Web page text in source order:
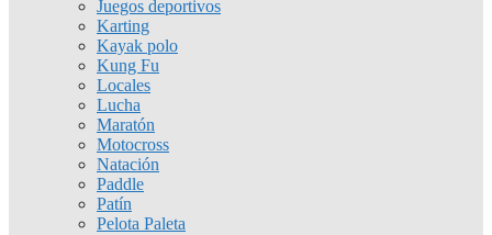
Juegos deportivos
Karting
Kayak polo
Kung Fu
Locales
Lucha
Maratón
Motocross
Natación
Paddle
Patín
Pelota Paleta